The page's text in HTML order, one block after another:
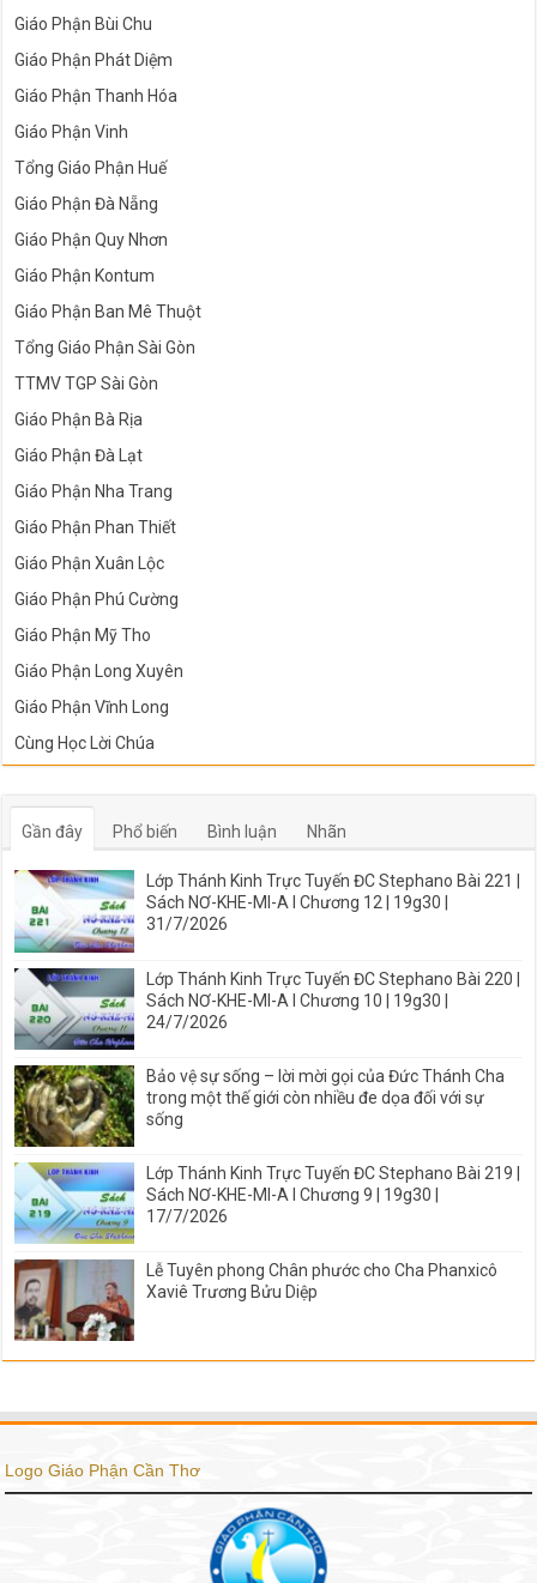
Giáo Phận Bùi Chu
Giáo Phận Phát Diệm
Giáo Phận Thanh Hóa
Giáo Phận Vinh
Tổng Giáo Phận Huế
Giáo Phận Đà Nẵng
Giáo Phận Quy Nhơn
Giáo Phận Kontum
Giáo Phận Ban Mê Thuột
Tổng Giáo Phận Sài Gòn
TTMV TGP Sài Gòn
Giáo Phận Bà Rịa
Giáo Phận Đà Lạt
Giáo Phận Nha Trang
Giáo Phận Phan Thiết
Giáo Phận Xuân Lộc
Giáo Phận Phú Cường
Giáo Phận Mỹ Tho
Giáo Phận Long Xuyên
Giáo Phận Vĩnh Long
Cùng Học Lời Chúa
Gần đây Phổ biến Bình luận Nhãn
Lớp Thánh Kinh Trực Tuyến ĐC Stephano Bài 221 |
Sách NƠ-KHE-MI-A I Chương 12 | 19g30 |
31/7/2026
Lớp Thánh Kinh Trực Tuyến ĐC Stephano Bài 220 |
Sách NƠ-KHE-MI-A I Chương 10 | 19g30 |
24/7/2026
Bảo vệ sự sống – lời mời gọi của Đức Thánh Cha
trong một thế giới còn nhiều đe dọa đối với sự
sống
Lớp Thánh Kinh Trực Tuyến ĐC Stephano Bài 219 |
Sách NƠ-KHE-MI-A I Chương 9 | 19g30 |
17/7/2026
Lễ Tuyên phong Chân phước cho Cha Phanxicô
Xaviê Trương Bửu Diệp
Logo Giáo Phận Cần Thơ